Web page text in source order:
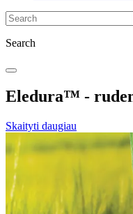
Search
Eledura™ -
Skaityti daugiau